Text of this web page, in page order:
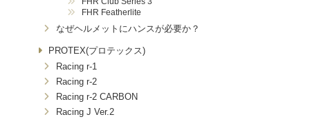
FHR Featherlite
なぜヘルメットにハンスが必要か？
PROTEX(プロテックス)
Racing r-1
Racing r-2
Racing r-2 CARBON
Racing J Ver.2